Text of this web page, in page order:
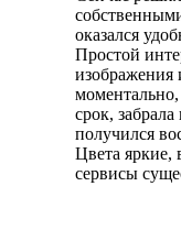
оказался
Простой
изображения
срок,
получился
Цвета яркие,
сервисы